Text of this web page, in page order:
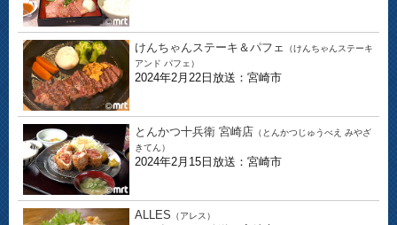
けんちゃんステーキ＆パフェ
（けんちゃんステーキ
アンド パフェ）
2024年2月22日放送：宮崎市
とんかつ十兵衛 宮崎店 （とんかつじゅうべえ みやざ
きてん）
2024年2月15日放送：宮崎市
ALLES （アレス）